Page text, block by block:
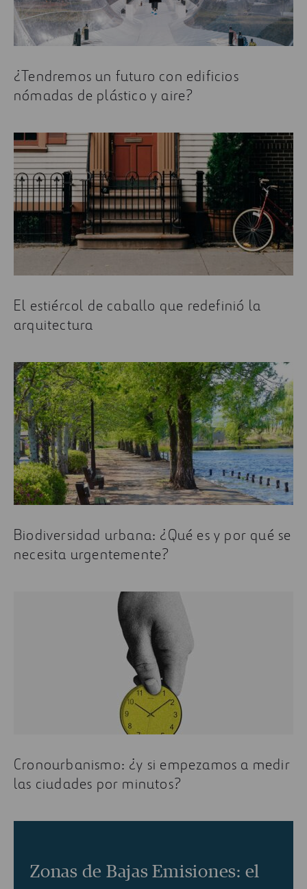
¿Tendremos un futuro con edificios
nómadas de plástico y aire?
El estiércol de caballo que redefinió la
arquitectura
Biodiversidad urbana: ¿Qué es y por qué se
necesita urgentemente?
Cronourbanismo: ¿y si empezamos a medir
las ciudades por minutos?
Zonas de Bajas Emisiones: el